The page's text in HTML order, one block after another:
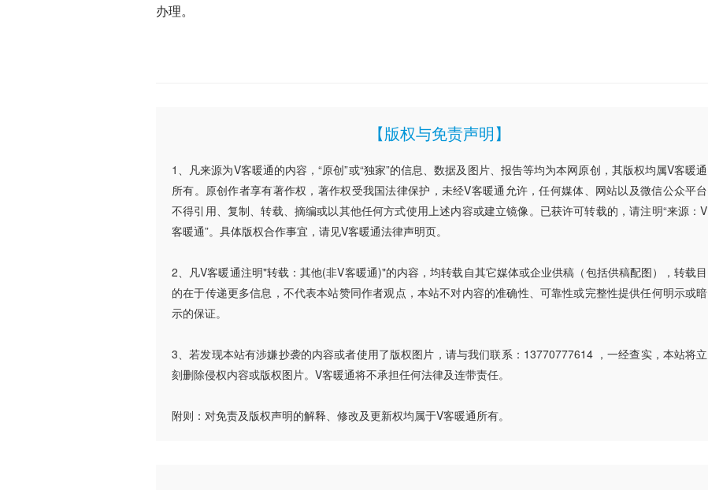
办理。
【版权与免责声明】
1、凡来源为V客暖通的内容，“原创”或“独家”的信息、数据及图片、报告等均为本网原创，其版权均属V客暖通
所有。原创作者享有著作权，著作权受我国法律保护，未经V客暖通允许，任何媒体、网站以及微信公众平台
不得引用、复制、转载、摘编或以其他任何方式使用上述内容或建立镜像。已获许可转载的，请注明“来源：V
客暖通”。具体版权合作事宜，请见V客暖通法律声明页。
2、凡V客暖通注明"转载：其他(非V客暖通)"的内容，均转载自其它媒体或企业供稿（包括供稿配图），转载目
的在于传递更多信息，不代表本站赞同作者观点，本站不对内容的准确性、可靠性或完整性提供任何明示或暗
示的保证。
3、若发现本站有涉嫌抄袭的内容或者使用了版权图片，请与我们联系：13770777614 ，一经查实，本站将立
刻删除侵权内容或版权图片。V客暖通将不承担任何法律及连带责任。
附则：对免责及版权声明的解释、修改及更新权均属于V客暖通所有。